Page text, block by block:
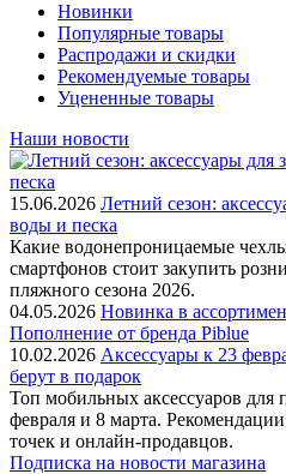
Новинки
Популярные товары
Распродажи и скидки
Рекомендуемые товары
Уцененные товары
Наши новости
15.06.2026 Летний сезон:
воды и песка
Какие водонепроницаемые
смартфонов стоит закупить
пляжного сезона 2026.
04.05.2026 Новинка в
Пополнение от бренда Piblue
10.02.2026 Аксессуары к 23
берут в подарок
Топ мобильных аксессуаров
февраля и 8 марта.
точек и онлайн-продавцов.
Подписка на новости магазина